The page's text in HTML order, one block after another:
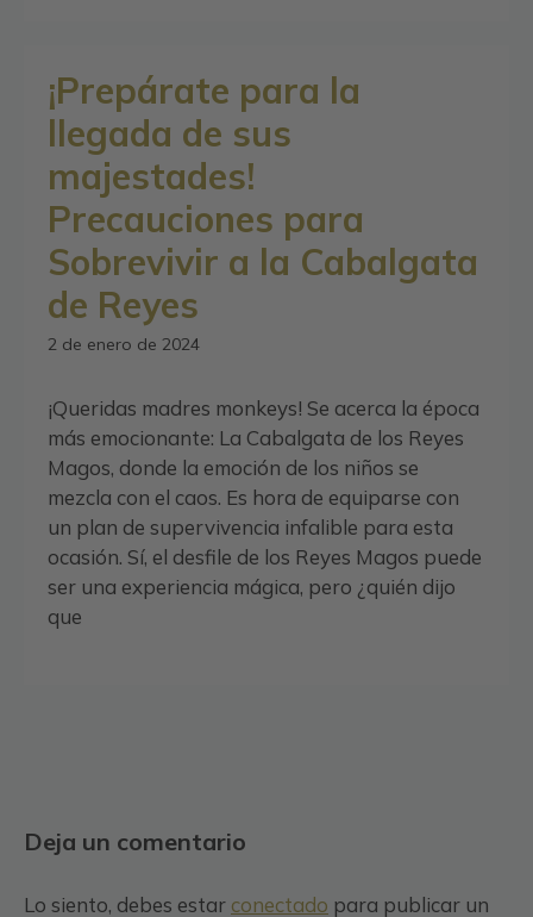
¡Prepárate para la
llegada de sus
majestades!
Precauciones para
Sobrevivir a la Cabalgata
de Reyes
2 de enero de 2024
¡Queridas madres monkeys! Se acerca la época
más emocionante: La Cabalgata de los Reyes
Magos, donde la emoción de los niños se
mezcla con el caos. Es hora de equiparse con
un plan de supervivencia infalible para esta
ocasión. Sí, el desfile de los Reyes Magos puede
ser una experiencia mágica, pero ¿quién dijo
que
Deja un comentario
Lo siento, debes estar conectado para publicar un